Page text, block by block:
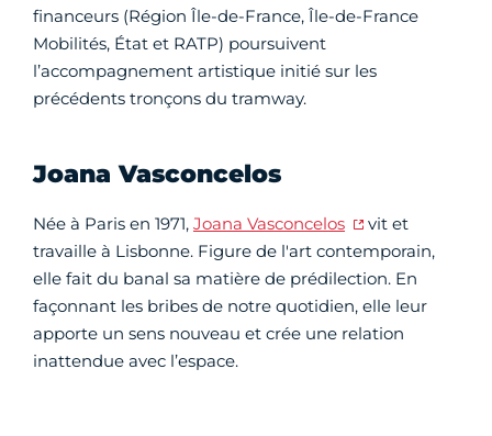
financeurs (Région Île-de-France, Île-de-France
Mobilités, État et RATP) poursuivent
l’accompagnement artistique initié sur les
précédents tronçons du tramway.
Joana Vasconcelos
Née à Paris en 1971, Joana Vasconcelos
vit et
travaille à Lisbonne. Figure de l'art contemporain,
elle fait du banal sa matière de prédilection. En
façonnant les bribes de notre quotidien, elle leur
apporte un sens nouveau et crée une relation
inattendue avec l’espace.